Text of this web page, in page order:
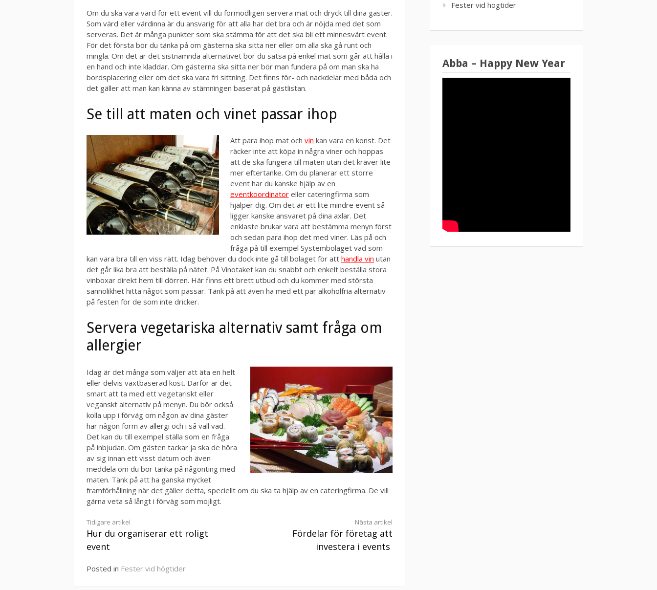
Om du ska vara värd för ett event vill du förmodligen servera mat och dryck till dina gäster.
Som värd eller värdinna är du ansvarig för att alla har det bra och är nöjda med det som
serveras. Det är många punkter som ska stämma för att det ska bli ett minnesvärt event.
För det första bör du tänka på om gästerna ska sitta ner eller om alla ska gå runt och
mingla. Om det är det sistnämnda alternativet bör du satsa på enkel mat som går att hålla i
en hand och inte kladdar. Om gästerna ska sitta ner bör man fundera på om man ska ha
bordsplacering eller om det ska vara fri sittning. Det finns för- och nackdelar med båda och
det gäller att man kan känna av stämningen baserat på gästlistan.
Se till att maten och vinet passar ihop
Att para ihop mat och vin kan vara en konst. Det
räcker inte att köpa in några viner och hoppas
att de ska fungera till maten utan det kräver lite
mer eftertanke. Om du planerar ett större
event har du kanske hjälp av en
eventkoordinatoreller cateringfirma som
hjälper dig. Om det är ett lite mindre event så
ligger kanske ansvaret på dina axlar. Det
enklaste brukar vara att bestämma menyn först
och sedan para ihop det med viner. Läs på och
fråga på till exempel Systembolaget vad som
kan vara bra till en viss rätt. Idag behöver du dock inte gå till bolaget för att handla vin utan
det går lika bra att beställa på nätet. På Vinotaket kan du snabbt och enkelt beställa stora
vinboxar direkt hem till dörren. Här finns ett brett utbud och du kommer med största
sannolikhet hitta något som passar. Tänk på att även ha med ett par alkoholfria alternativ
på festen för de som inte dricker.
Servera vegetariska alternativ samt fråga om
allergier
Idag är det många som väljer att äta en helt
eller delvis växtbaserad kost. Därför är det
smart att ta med ett vegetariskt eller
veganskt alternativ på menyn. Du bör också
kolla upp i förväg om någon av dina gäster
har någon form av allergi och i så vall vad.
Det kan du till exempel ställa som en fråga
på inbjudan. Om gästen tackar ja ska de höra
av sig innan ett visst datum och även
meddela om du bör tänka på någonting med
maten. Tänk på att ha ganska mycket
framförhållning när det gäller detta, speciellt om du ska ta hjälp av en cateringfirma. De vill
gärna veta så långt i förväg som möjligt.
Continue
Reading
Tidigare artikel
Hur du organiserar ett roligt
event
Nästa artikel
Fördelar för företag att
investera i events
Posted in Fester vid högtider
Fester vid högtider
Abba – Happy New Year